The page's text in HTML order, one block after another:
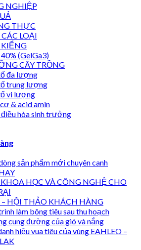
NGHIỆP
THỰC
LOẠI
KIỂNG
(GelGa3)
CÂY TRỒNG
đa lượng
trung lượng
vi lượng
& acid amin
hòa sinh trưởng
sản phẩm mới chuyên canh
HỌC VÀ CÔNG NGHỆ CHO
HỘI THẢO KHÁCH HÀNG
làm bông tiêu sau thu hoạch
cung đường của gió và nắng
hiệu vua tiêu của vùng EAHLEO –